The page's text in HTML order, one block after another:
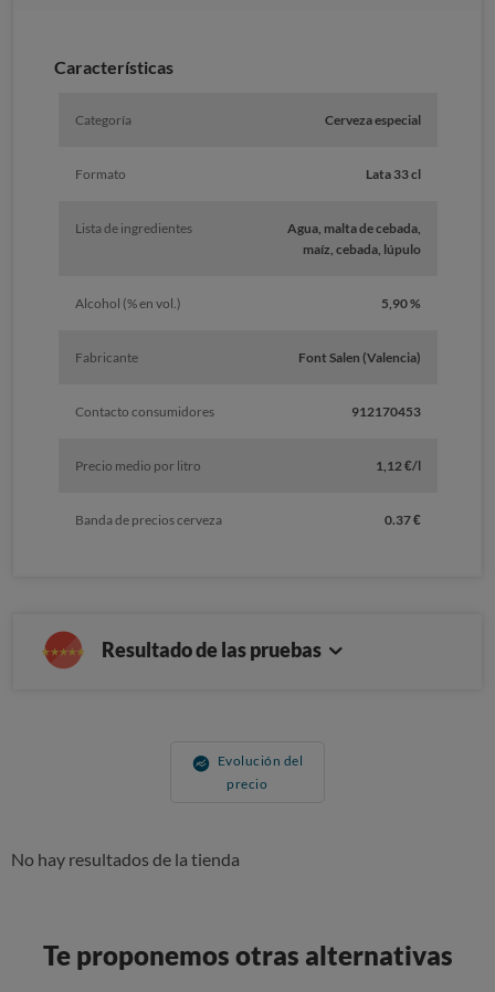
Características
Categoría Cerveza especial
Formato Lata 33 cl
Lista de ingredientes
Agua, malta de cebada,
maíz, cebada, lúpulo
Alcohol (% en vol.) 5,90 %
Fabricante Font Salen (Valencia)
Contacto consumidores 912170453
Precio medio por litro 1,12 €/l
Banda de precios cerveza 0.37 €
Resultado de las pruebas
Evolución del
precio
No hay resultados de la tienda
Te proponemos otras alternativas